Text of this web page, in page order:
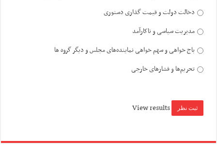
دخالت دولت و قیمت گذاری دستوری
مدیریت سیاسی و ناکارآمد
باج خواهی و سهم خواهی نماینده‌های مجلس و دیگر گروه ها
تحریم‌ها و فشارهای خارجی
View results